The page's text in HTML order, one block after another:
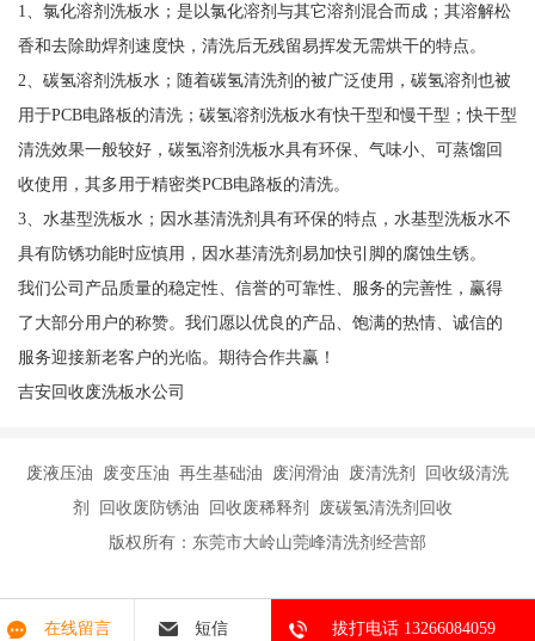
1、氯化溶剂洗板水；是以氯化溶剂与其它溶剂混合而成；其溶解松
香和去除助焊剂速度快，清洗后无残留易挥发无需烘干的特点。
2、碳氢溶剂洗板水；随着碳氢清洗剂的被广泛使用，碳氢溶剂也被
用于PCB电路板的清洗；碳氢溶剂洗板水有快干型和慢干型；快干型
清洗效果一般较好，碳氢溶剂洗板水具有环保、气味小、可蒸馏回
收使用，其多用于精密类PCB电路板的清洗。
3、水基型洗板水；因水基清洗剂具有环保的特点，水基型洗板水不
具有防锈功能时应慎用，因水基清洗剂易加快引脚的腐蚀生锈。
我们公司产品质量的稳定性、信誉的可靠性、服务的完善性，赢得
了大部分用户的称赞。我们愿以优良的产品、饱满的热情、诚信的
服务迎接新老客户的光临。期待合作共赢！
吉安回收废洗板水公司
废液压油 废变压油 再生基础油 废润滑油 废清洗剂 回收级清洗
剂 回收废防锈油 回收废稀释剂 废碳氢清洗剂回收
版权所有：东莞市大岭山莞峰清洗剂经营部
在线留言 短信 拔打电话 13266084059